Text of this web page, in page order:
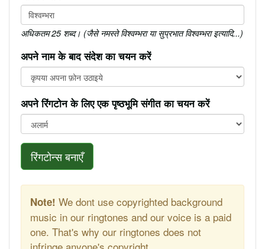
अधिकतम 25 शब्द। (जैसे नमस्ते विश्वम्भरा या सुप्रभात विश्वम्भरा इत्यादि...)
अपने नाम के बाद संदेश का चयन करें
अपने रिंगटोन के लिए एक पृष्ठभूमि संगीत का चयन करें
रिंगटोन्स बनाएँ
Note! We dont use copyrighted background
music in our ringtones and our voice is a paid
one. That's why our ringtones does not
infringe anyone's copyright.